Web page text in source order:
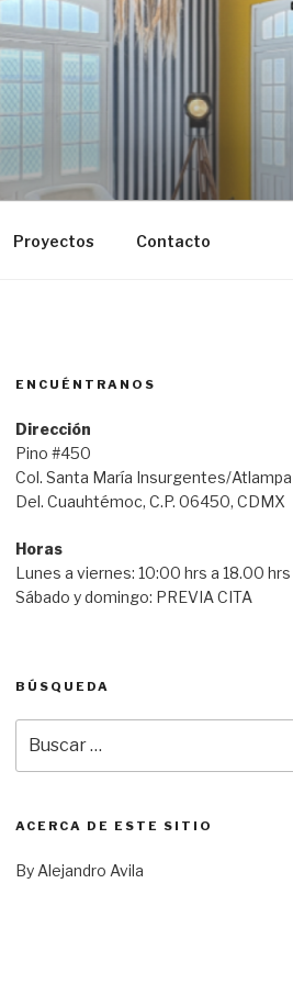
Proyectos Contacto
ENCUÉNTRANOS
Dirección
Pino #450
Col. Santa María Insurgentes/Atlampa
Del. Cuauhtémoc, C.P. 06450, CDMX
Horas
Lunes a viernes: 10:00 hrs a 18.00 hrs
Sábado y domingo: PREVIA CITA
BÚSQUEDA
por:
ACERCA DE ESTE SITIO
By Alejandro Avila